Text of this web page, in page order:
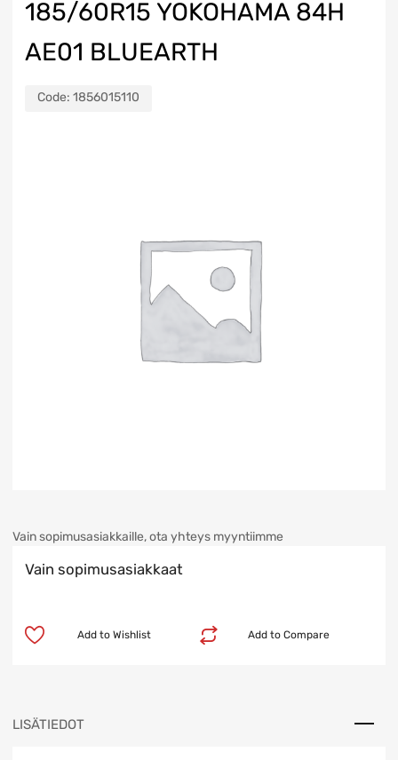
185/60R15 YOKOHAMA 84H
AE01 BLUEARTH
Code: 1856015110
Vain sopimusasiakkaille, ota yhteys myyntiimme
Vain sopimusasiakkaat
Add to Compare
Add to Wishlist
LISÄTIEDOT